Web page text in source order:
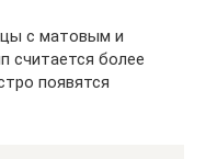
с матовым и
считается более
появятся